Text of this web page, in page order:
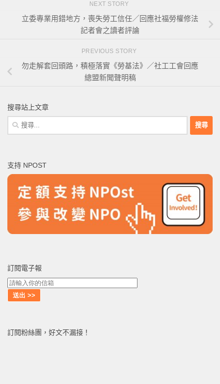
NEXT STORY
立委專業用錯地方，喪失勞工信任／回應社福勞權修法
記者會之讀者評論
PREVIOUS STORY
勿走解套回頭路，積極落實《勞基法》／社工工會回應
總盟新聞聲明稿
搜尋站上文章
搜
尋
字:
支持 NPOST
訂閱電子報
訂閱粉絲團，好文不漏接！